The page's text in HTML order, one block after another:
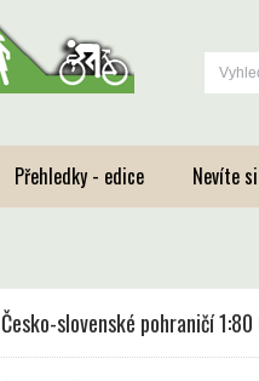
Přehledky - edice Nevíte
Česko-slovenské pohraničí